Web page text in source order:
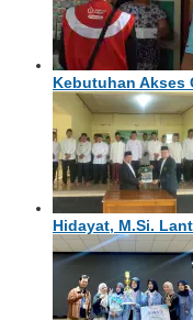
Kebutuhan Akses
Hidayat, M.Si.